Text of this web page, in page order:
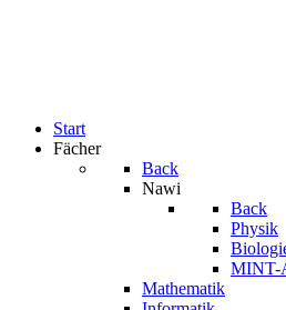
Start
Fächer
Back
Nawi
Back
Physik
MINT-
Mathematik